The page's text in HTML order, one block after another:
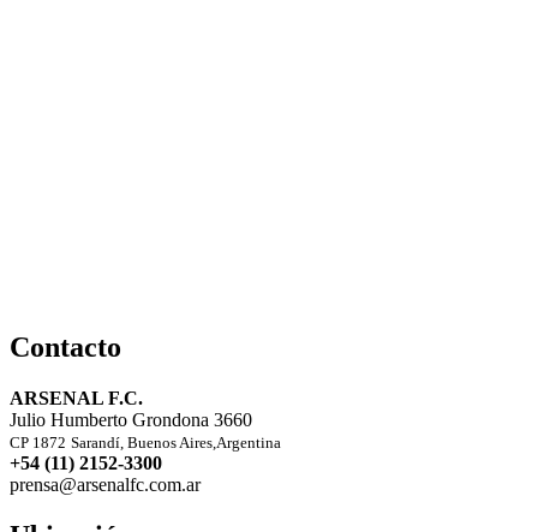
Contacto
ARSENAL F.C.
Julio Humberto Grondona 3660
CP 1872 Sarandí, Buenos Aires,Argentina
+54 (11) 2152-3300
prensa@arsenalfc.com.ar